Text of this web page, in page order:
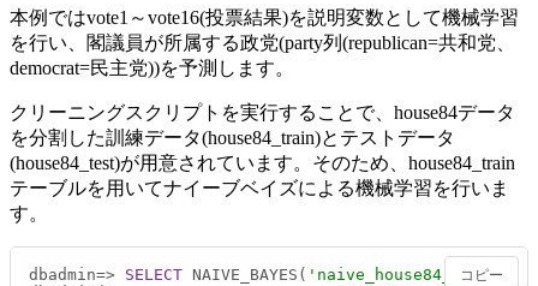
本例ではvote1～vote16(投票結果)を説明変数として機械学習
を行い、閣議員が所属する政党(party列(republican=共和党、
democrat=民主党))を予測します。
クリーニングスクリプトを実行することで、house84データ
を分割した訓練データ(house84_train)とテストデータ
(house84_test)が用意されています。そのため、house84_train
テーブルを用いてナイーブベイズによる機械学習を行いま
す。
dbadmin=> SELECT NAIVE_BAYES( 'naive_house84_model'
コピー